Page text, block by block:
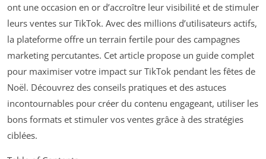
ont une occasion en or d’accroître leur visibilité et de stimuler
leurs ventes sur TikTok. Avec des millions d’utilisateurs actifs,
la plateforme offre un terrain fertile pour des campagnes
marketing percutantes. Cet article propose un guide complet
pour maximiser votre impact sur TikTok pendant les fêtes de
Noël. Découvrez des conseils pratiques et des astuces
incontournables pour créer du contenu engageant, utiliser les
bons formats et stimuler vos ventes grâce à des stratégies
ciblées.